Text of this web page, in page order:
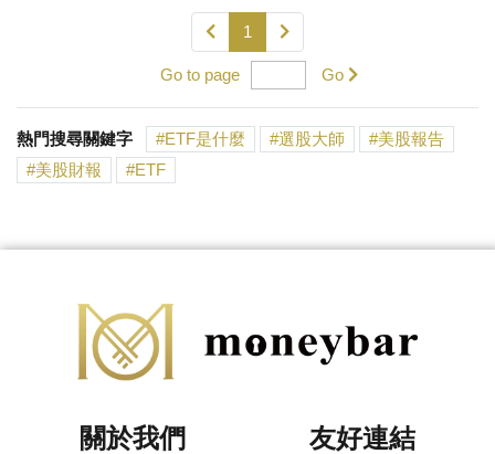
1
Go to page Go
熱門搜尋關鍵字 ETF是什麼 選股大師
美股報告
美股財報
ETF
關於我們 友好連結